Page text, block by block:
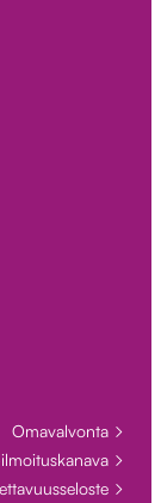
Omavalvonta